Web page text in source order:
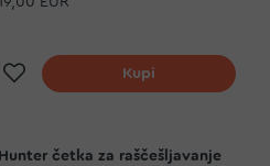
Dodaj na listu želja
Kupi
Hunter četka za raščešljavanje